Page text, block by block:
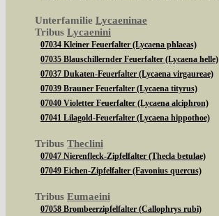
Unterfamilie Lycaeninae
Tribus Lycaenini
07034 Kleiner Feuerfalter (Lycaena phlaeas)
07035 Blauschillernder Feuerfalter (Lycaena helle)
07037 Dukaten-Feuerfalter (Lycaena virgaureae)
07039 Brauner Feuerfalter (Lycaena tityrus)
07040 Violetter Feuerfalter (Lycaena alciphron)
07041 Lilagold-Feuerfalter (Lycaena hippothoe)
Tribus Theclini
07047 Nierenfleck-Zipfelfalter (Thecla betulae)
07049 Eichen-Zipfelfalter (Favonius quercus)
Tribus Eumaeini
07058 Brombeerzipfelfalter (Callophrys rubi)